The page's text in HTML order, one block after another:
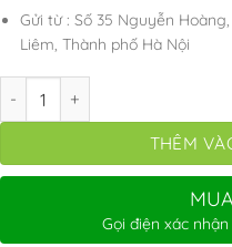
Gửi từ : Số 35 Nguyễn
Liêm, Thành phố Hà Nội
THÊM
Gọi điện xác